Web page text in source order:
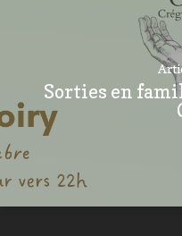
Sorties en